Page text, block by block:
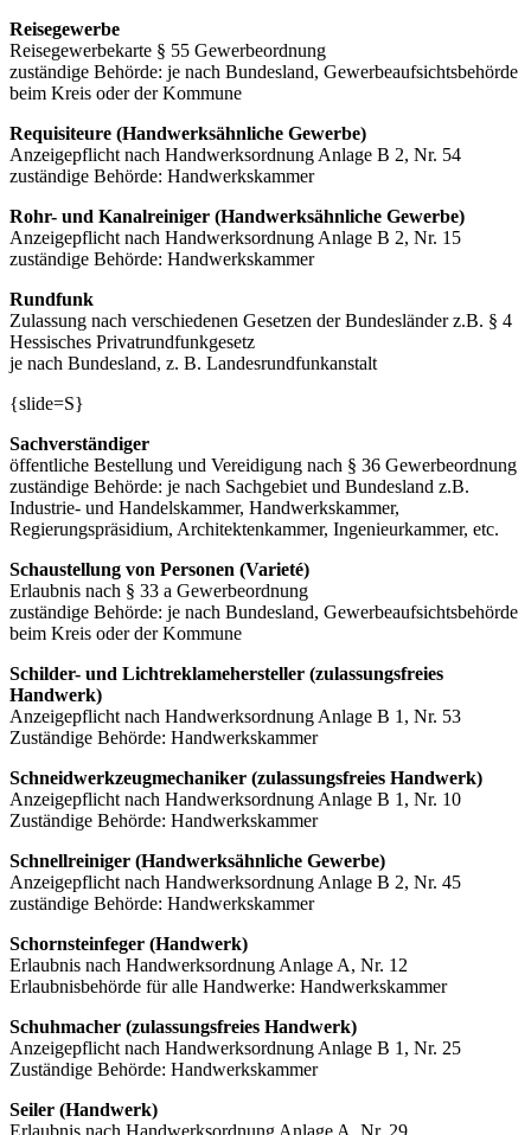
Reisegewerbe
Reisegewerbekarte § 55 Gewerbeordnung
zuständige Behörde: je nach Bundesland, Gewerbeaufsichtsbehörde
beim Kreis oder der Kommune
Requisiteure (Handwerksähnliche Gewerbe)
Anzeigepflicht nach Handwerksordnung Anlage B 2, Nr. 54
zuständige Behörde: Handwerkskammer
Rohr- und Kanalreiniger (Handwerksähnliche Gewerbe)
Anzeigepflicht nach Handwerksordnung Anlage B 2, Nr. 15
zuständige Behörde: Handwerkskammer
Rundfunk
Zulassung nach verschiedenen Gesetzen der Bundesländer z.B. § 4
Hessisches Privatrundfunkgesetz
je nach Bundesland, z. B. Landesrundfunkanstalt
{slide=S}
Sachverständiger
öffentliche Bestellung und Vereidigung nach § 36 Gewerbeordnung
zuständige Behörde: je nach Sachgebiet und Bundesland z.B.
Industrie- und Handelskammer, Handwerkskammer,
Regierungspräsidium, Architektenkammer, Ingenieurkammer, etc.
Schaustellung von Personen (Varieté)
Erlaubnis nach § 33 a Gewerbeordnung
zuständige Behörde: je nach Bundesland, Gewerbeaufsichtsbehörde
beim Kreis oder der Kommune
Schilder- und Lichtreklamehersteller (zulassungsfreies
Handwerk)
Anzeigepflicht nach Handwerksordnung Anlage B 1, Nr. 53
Zuständige Behörde: Handwerkskammer
Schneidwerkzeugmechaniker (zulassungsfreies Handwerk)
Anzeigepflicht nach Handwerksordnung Anlage B 1, Nr. 10
Zuständige Behörde: Handwerkskammer
Schnellreiniger (Handwerksähnliche Gewerbe)
Anzeigepflicht nach Handwerksordnung Anlage B 2, Nr. 45
zuständige Behörde: Handwerkskammer
Schornsteinfeger (Handwerk)
Erlaubnis nach Handwerksordnung Anlage A, Nr. 12
Erlaubnisbehörde für alle Handwerke: Handwerkskammer
Schuhmacher (zulassungsfreies Handwerk)
Anzeigepflicht nach Handwerksordnung Anlage B 1, Nr. 25
Zuständige Behörde: Handwerkskammer
Seiler (Handwerk)
Erlaubnis nach Handwerksordnung Anlage A, Nr. 29